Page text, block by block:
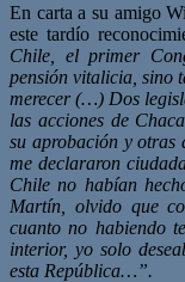
En carta a su amigo
este tardío
Chile, el primer
pensión vitalicia, sino
merecer (…) Dos
las acciones de
su aprobación y otras
me declararon
Chile no habían
Martín, olvido que
cuanto no habiendo
interior, yo solo
esta República…”.